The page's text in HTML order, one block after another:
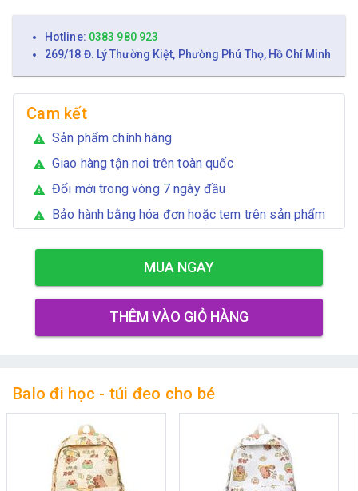
Hotline: 0383 980 923
269/18 Đ. Lý Thường Kiệt, Phường Phú Thọ, Hồ Chí Minh
Cam kết
warning Sản phẩm chính hãng
warning Giao hàng tận nơi trên toàn quốc
warning Đổi mới trong vòng 7 ngày đầu
warning Bảo hành bằng hóa đơn hoặc tem trên sản phẩm
MUA NGAY
THÊM VÀO GIỎ HÀNG
Balo đi học - túi đeo cho bé